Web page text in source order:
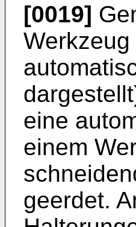
[0019]
eine
einem
geerdet.